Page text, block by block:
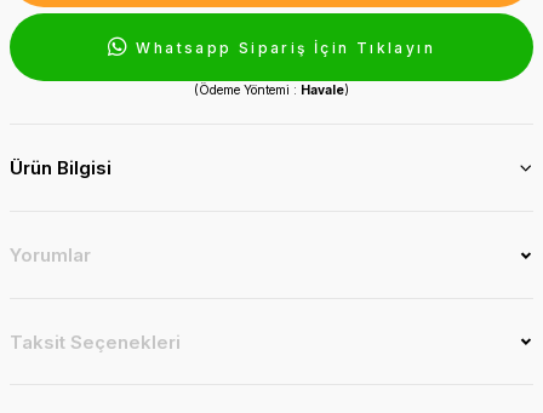
Whatsapp Sipariş İçin Tıklayın
(Ödeme Yöntemi : Havale)
Ürün Bilgisi
Yorumlar
Taksit Seçenekleri